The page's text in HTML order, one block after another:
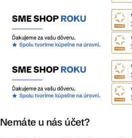
Nemáte u nás účet?